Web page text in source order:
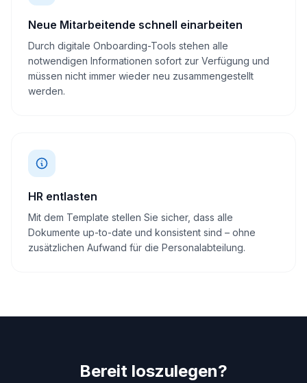
Neue Mitarbeitende schnell einarbeiten
Durch digitale Onboarding-Tools stehen alle
notwendigen Informationen sofort zur Verfügung und
müssen nicht immer wieder neu zusammengestellt
werden.
HR entlasten
Mit dem Template stellen Sie sicher, dass alle
Dokumente up-to-date und konsistent sind – ohne
zusätzlichen Aufwand für die Personalabteilung.
Bereit loszulegen?